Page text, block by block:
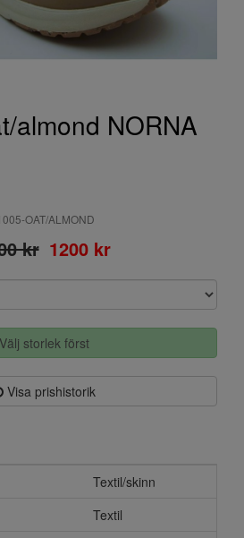
almond NORNA
OAT/ALMOND
kr 1200 kr
Välj storlek först
Visa prishistorik
Textil/skinn
Textil